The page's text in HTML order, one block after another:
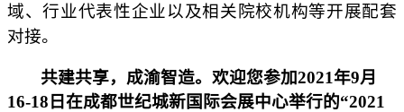
域、行业代表性企业以及相关院校机构等开展配套
对接。
共建共享，成渝智造。欢迎您参加2021年9月
16-18日在成都世纪城新国际会展中心举行的“2021